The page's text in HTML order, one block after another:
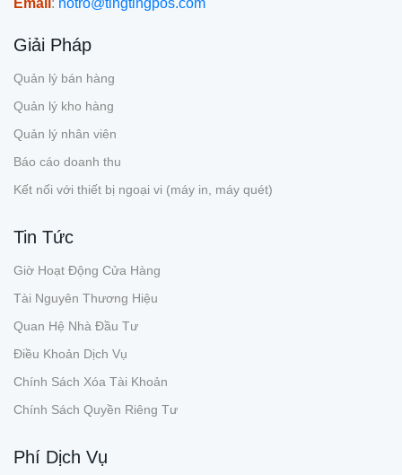
Email : hotro@tingtingpos.com
Giải Pháp
Quản lý bán hàng
Quản lý kho hàng
Quản lý nhân viên
Báo cáo doanh thu
Kết nối với thiết bị ngoại vi (máy in, máy quét)
Tin Tức
Giờ Hoạt Động Cửa Hàng
Tài Nguyên Thương Hiệu
Quan Hệ Nhà Đầu Tư
Điều Khoản Dịch Vụ
Chính Sách Xóa Tài Khoản
Chính Sách Quyền Riêng Tư
Phí Dịch Vụ